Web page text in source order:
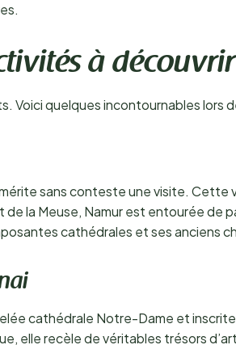
à
Voici quelques incontournables lors
sans conteste une visite.
la Meuse, Namur est entourée
cathédrales et ses anciens
cathédrale Notre-Dame et
elle recèle de véritables trésors